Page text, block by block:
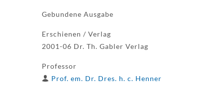
Gebundene Ausgabe
Erschienen / Verlag
2001-06 Dr. Th. Gabler Verlag
Professor
Prof. em. Dr. Dres. h. c. Henner